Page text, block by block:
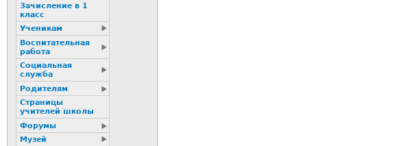
Зачисление в 1
класс
Ученикам
Воспитательная
работа
Социальная
служба
Родителям
Страницы
учителей школы
Форумы
Музей